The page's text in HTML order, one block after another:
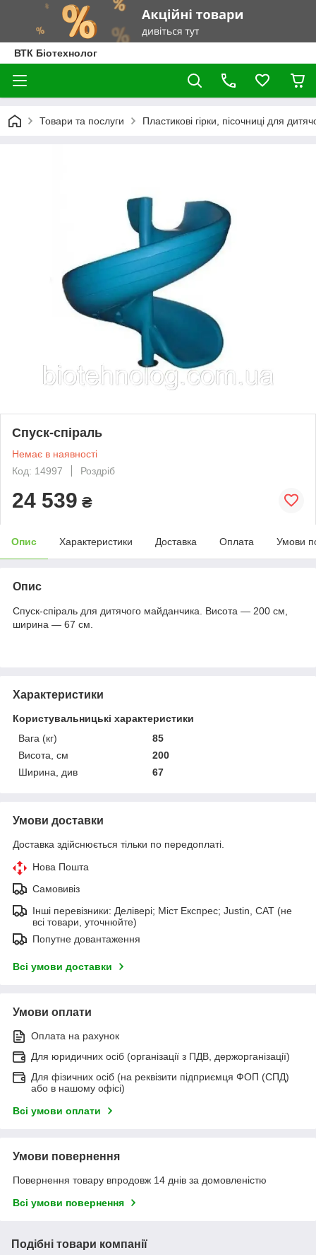
ВТК Біотехнолог
Товари та послуги Пластикові гірки, пісочниці для
Спуск-спіраль
Немає в наявності
Код: 14997
Роздріб
24 539 ₴
Опис Характеристики Доставка Оплата Умови
Опис
Спуск-спіраль для дитячого майданчика. Висота — 200 см,
ширина — 67 см.
Характеристики
Користувальницькі характеристики
Вага (кг)
85
Висота, см
200
Ширина, див
67
Умови доставки
Доставка здійснюється тільки по передоплаті.
Нова Пошта
Самовивіз
Інші перевізники: Делівері; Міст Експрес; Justin, САТ (не
всі товари, уточнюйте)
Попутне довантаження
Всі умови доставки
Умови оплати
Оплата на рахунок
Для юридичних осіб (організації з ПДВ, держорганізації)
Для фізичних осіб (на реквізити підприємця ФОП (СПД)
або в нашому офісі)
Всі умови оплати
Умови повернення
Повернення товару впродовж 14 днів за домовленістю
Всі умови повернення
Подібні товари компанії